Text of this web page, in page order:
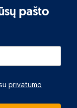
pašto
privatumo